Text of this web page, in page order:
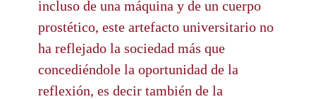
incluso de una máquina y de un cuerpo
prostético, este artefacto universitario no
ha reflejado la sociedad más que
concediéndole la oportunidad de la
reflexión, es decir también de la